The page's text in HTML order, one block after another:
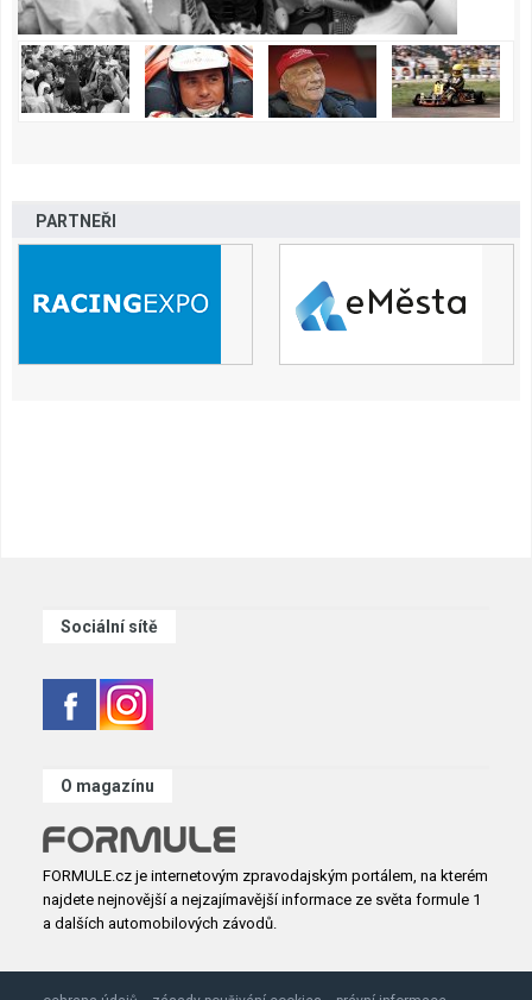
PARTNEŘI
Sociální sítě
O magazínu
FORMULE.cz je internetovým zpravodajským portálem, na kterém
najdete nejnovější a nejzajímavější informace ze světa formule 1
a dalších automobilových závodů.